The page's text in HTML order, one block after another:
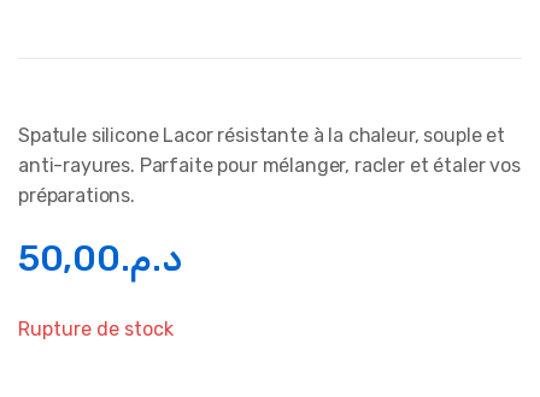
Spatule silicone Lacor résistante à la chaleur, souple et
anti-rayures. Parfaite pour mélanger, racler et étaler vos
préparations.
د.م.50,00
Rupture de stock